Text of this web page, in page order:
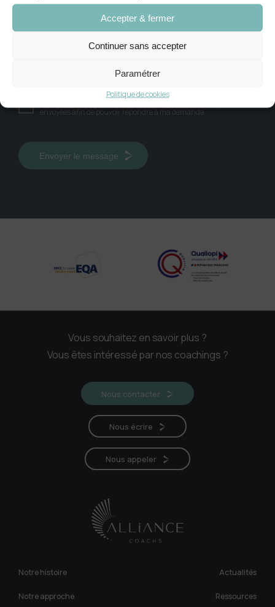
Accepter & fermer
Continuer sans accepter
Paramétrer
Politique de cookies
envoyées afin de pouvoir répondre à ma demande.
Envoyer le message
Notre histoire
Notre approche
Actualités
Ressources
Vous souhaitez en savoir plus ?
Vous êtes intéressé par nos coachings ?
Nous contacter
Nous écrire
Nous appeler